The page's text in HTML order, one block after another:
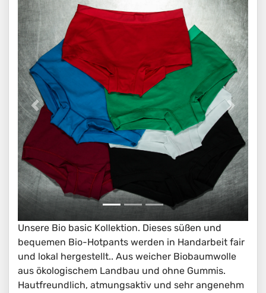
Unsere Bio basic Kollektion. Dieses süßen und
bequemen Bio-Hotpants werden in Handarbeit fair
und lokal hergestellt.. Aus weicher Biobaumwolle
aus ökologischem Landbau und ohne Gummis.
Hautfreundlich, atmungsaktiv und sehr angenehm